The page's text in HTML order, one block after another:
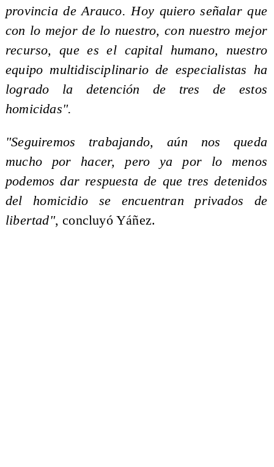
provincia de Arauco. Hoy quiero señalar que
con lo mejor de lo nuestro, con nuestro mejor
recurso, que es el capital humano, nuestro
equipo multidisciplinario de especialistas ha
logrado la detención de tres de estos
homicidas".
"Seguiremos trabajando, aún nos queda
mucho por hacer, pero ya por lo menos
podemos dar respuesta de que tres detenidos
del homicidio se encuentran privados de
libertad", concluyó Yáñez.